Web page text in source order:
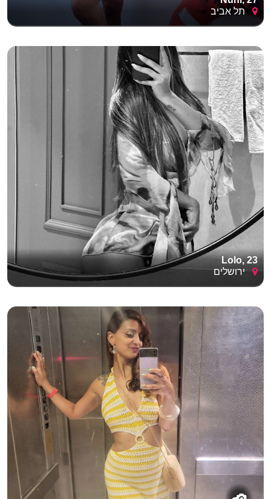
תל אביב
Lolo, 23
ירושלים